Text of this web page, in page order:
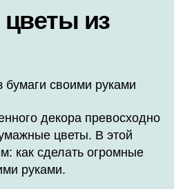
из
декора превосходно
цветы. В этой
как сделать огромные
руками.